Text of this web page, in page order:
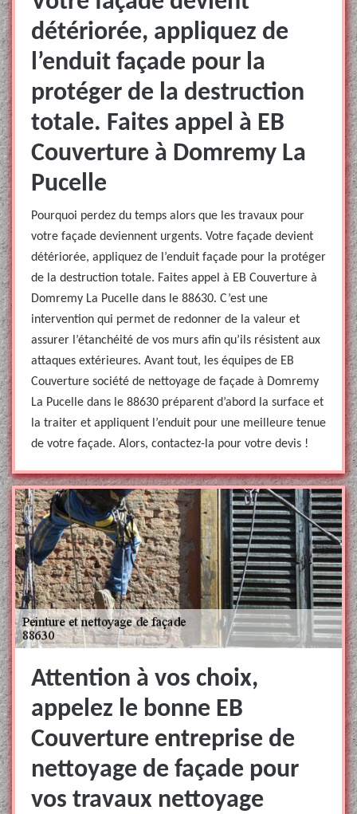
détériorée, appliquez de
l’enduit façade pour la
protéger de la destruction
totale. Faites appel à EB
Couverture à Domremy La
Pucelle
Pourquoi perdez du temps alors que les travaux pour
votre façade deviennent urgents. Votre façade devient
détériorée, appliquez de l’enduit façade pour la protéger
de la destruction totale. Faites appel à EB Couverture à
Domremy La Pucelle dans le 88630. C’est une
intervention qui permet de redonner de la valeur et
assurer l’étanchéité de vos murs afin qu’ils résistent aux
attaques extérieures. Avant tout, les équipes de EB
Couverture société de nettoyage de façade à Domremy
La Pucelle dans le 88630 préparent d’abord la surface et
la traiter et appliquent l’enduit pour une meilleure tenue
de votre façade. Alors, contactez-la pour votre devis !
Attention à vos choix,
appelez le bonne EB
Couverture entreprise de
nettoyage de façade pour
vos travaux nettoyage